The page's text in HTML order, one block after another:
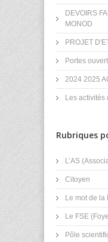
DEVOIRS
MONOD
PROJET
Portes
2024 2025
Les
Rubriques
L’AS
Citoyen
Le mot de la
Le FSE
Pôle